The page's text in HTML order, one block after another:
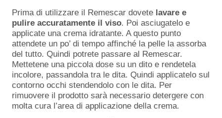
Prima di utilizzare il Remescar dovete lavare e
pulire accuratamente il viso. Poi asciugatelo e
applicate una crema idratante. A questo punto
attendete un po’ di tempo affinché la pelle la assorba
del tutto. Quindi potrete passare al Remescar.
Mettetene una piccola dose su un dito e rendetela
incolore, passandola tra le dita. Quindi applicatelo sul
contorno occhi stendendolo con le dita. Per
rimuovere il prodotto sarà necessario detergere con
molta cura l’area di applicazione della crema.